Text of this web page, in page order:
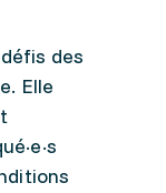
des
Elle